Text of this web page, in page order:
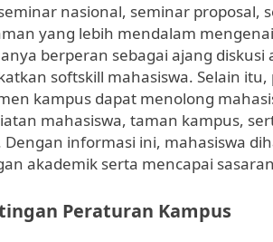
nasional, seminar proposal,
yang lebih mendalam
berperan sebagai ajang
softskill mahasiswa. Selain
kampus dapat menolong
mahasiswa, taman kampus,
Dengan informasi ini, mahasiswa
akademik serta mencapai
Peraturan Kampus